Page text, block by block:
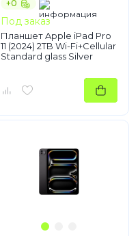
+0
Под заказ
Планшет Apple iPad Pro
11 (2024) 2TB Wi-Fi+Cellular
Standard glass Silver